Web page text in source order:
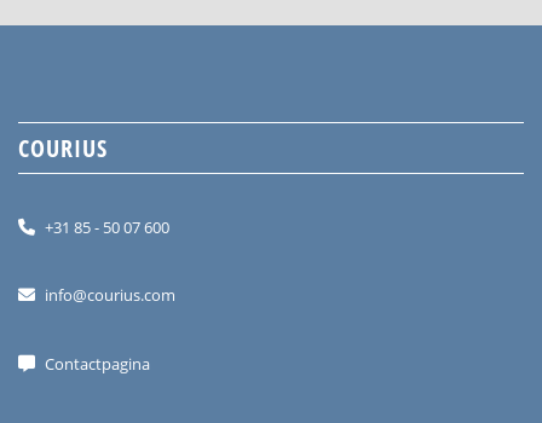
COURIUS
+31 85 - 50 07 600
info@courius.com
Contactpagina